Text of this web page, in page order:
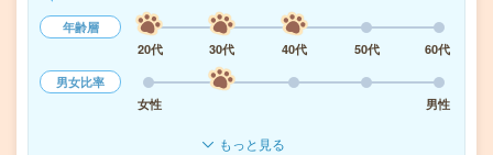
年齢層
20代
30代 40代 50代
60代
男女比率
女性
男性
もっと見る